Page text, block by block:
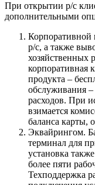
При открытии р/с
дополнительными
Корпоративной
р/с, а также
хозяйственных
корпоративная
продукта –
обслуживания
расходов. При
взимается
баланса карты,
Эквайрингом.
терминал для
установка
более пяти
Техподдержка